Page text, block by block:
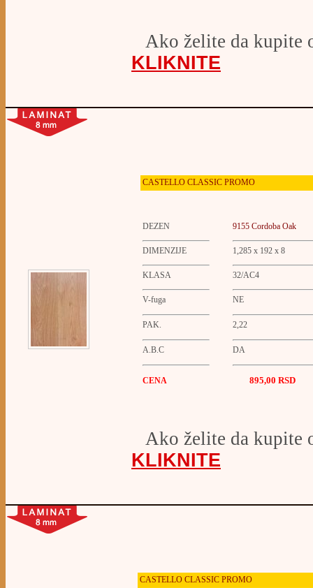
Ako želite da kupite
KLIKNITE
CASTELLO CLASSIC PROMO
DEZEN 9155 Cordoba Oak
DIMENZIJE 1,285 x 192 x 8
KLASA 32/AC4
V-fuga NE
PAK. 2,22
A.B.C DA
CENA 895,00 RSD
Ako želite da kupite
KLIKNITE
CASTELLO CLASSIC PROMO